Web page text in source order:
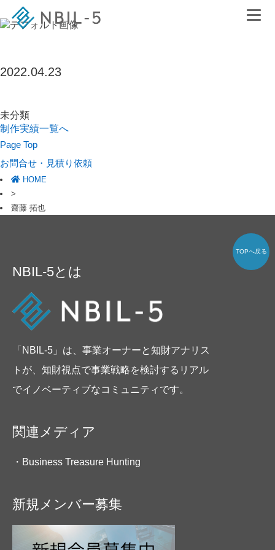
2022.04.23
未分類
制作実績一覧へ
Page Top
お問合せ・見積り依頼
HOME
>
齋藤 拓也
TOPへ戻る
NBIL-5とは
「NBIL-5」は、事業オーナーと知財アナリス
トが、知財視点で事業戦略を検討するリアル
でイノベーティブなコミュニティです。
関連メディア
・Business Treasure Hunting
新規メンバー募集